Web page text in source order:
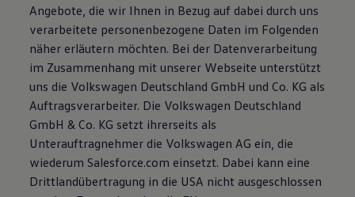
Angebote, die wir Ihnen in Bezug auf dabei durch uns
verarbeitete personenbezogene Daten im Folgenden
näher erläutern möchten. Bei der Datenverarbeitung
im Zusammenhang mit unserer Webseite unterstützt
uns die Volkswagen Deutschland GmbH und Co. KG als
Auftragsverarbeiter. Die Volkswagen Deutschland
GmbH & Co. KG setzt ihrerseits als
Unterauftragnehmer die Volkswagen AG ein, die
wiederum Salesforce.com einsetzt. Dabei kann eine
Drittlandübertragung in die USA nicht ausgeschlossen